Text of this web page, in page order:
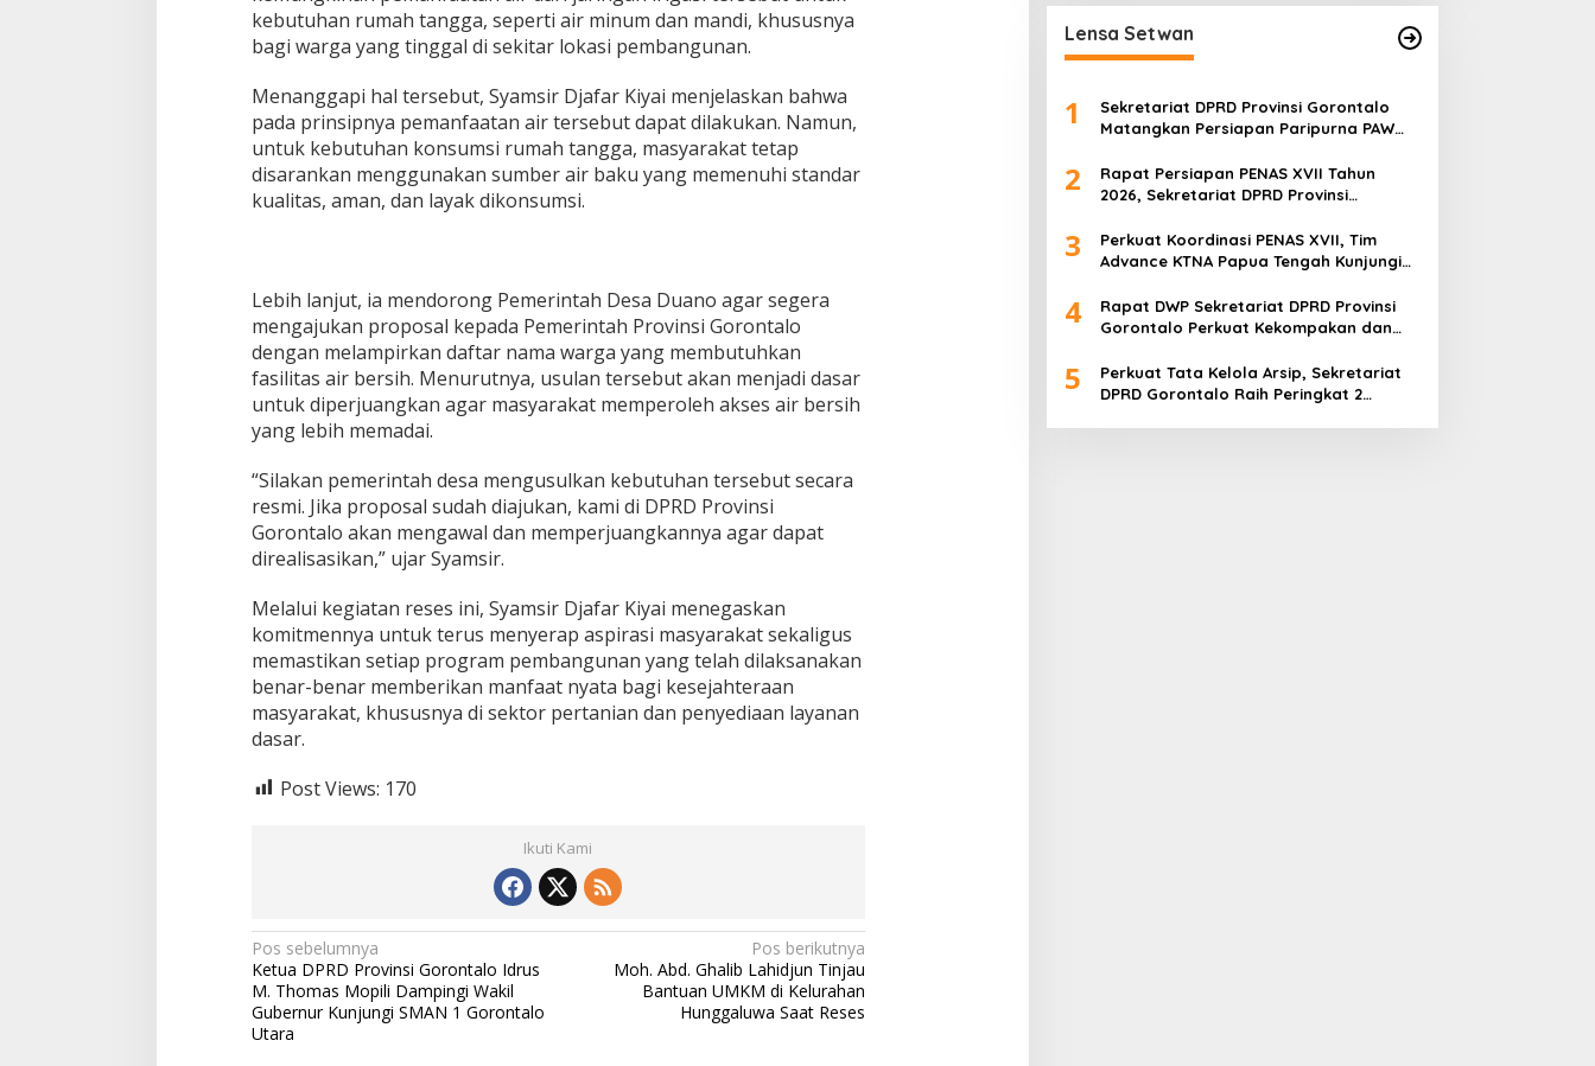
n
M
f
a
a
t
y
kebutuhan rumah tangga, seperti air minum dan mandi, khususnya
bagi warga yang tinggal di sekitar lokasi pembangunan.
Menanggapi hal tersebut, Syamsir Djafar Kiyai menjelaskan bahwa
pada prinsipnya pemanfaatan air tersebut dapat dilakukan. Namun,
untuk kebutuhan konsumsi rumah tangga, masyarakat tetap
disarankan menggunakan sumber air baku yang memenuhi standar
kualitas, aman, dan layak dikonsumsi.
Lebih lanjut, ia mendorong Pemerintah Desa Duano agar segera
mengajukan proposal kepada Pemerintah Provinsi Gorontalo
dengan melampirkan daftar nama warga yang membutuhkan
fasilitas air bersih. Menurutnya, usulan tersebut akan menjadi dasar
untuk diperjuangkan agar masyarakat memperoleh akses air bersih
yang lebih memadai.
“Silakan pemerintah desa mengusulkan kebutuhan tersebut secara
resmi. Jika proposal sudah diajukan, kami di DPRD Provinsi
Gorontalo akan mengawal dan memperjuangkannya agar dapat
direalisasikan,” ujar Syamsir.
Melalui kegiatan reses ini, Syamsir Djafar Kiyai menegaskan
komitmennya untuk terus menyerap aspirasi masyarakat sekaligus
memastikan setiap program pembangunan yang telah dilaksanakan
benar-benar memberikan manfaat nyata bagi kesejahteraan
masyarakat, khususnya di sektor pertanian dan penyediaan layanan
dasar.
Post Views: 170
Ikuti Kami
N
a
v
Pos sebelumnya
Ketua DPRD Provinsi Gorontalo Idrus
M. Thomas Mopili Dampingi Wakil
Gubernur Kunjungi SMAN 1 Gorontalo
Utara
Pos berikutnya
Moh. Abd. Ghalib Lahidjun Tinjau
Bantuan UMKM di Kelurahan
Hunggaluwa Saat Reses
Lensa Setwan
1
Sekretariat DPRD Provinsi Gorontalo
Matangkan Persiapan Paripurna PAW
2
Rapat Persiapan PENAS XVII Tahun
2026, Sekretariat DPRD Provinsi
Pembagian Tugas
3
Perkuat Koordinasi PENAS XVII, Tim
Advance KTNA Papua Tengah Kunjungi
4
Rapat DWP Sekretariat DPRD Provinsi
Gorontalo Perkuat Kekompakan dan
5
Perkuat Tata Kelola Arsip, Sekretariat
DPRD Gorontalo Raih Peringkat 2